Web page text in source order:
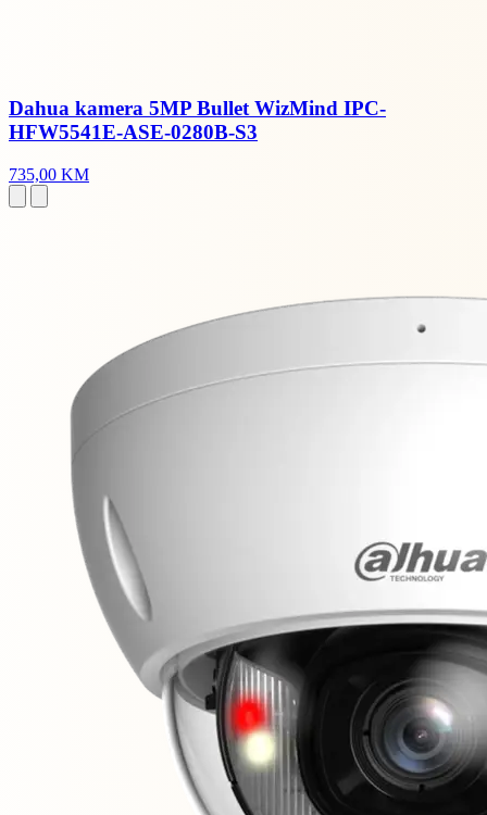
Dahua kamera 5MP Bullet WizMind IPC-
HFW5541E-ASE-0280B-S3
735,00 KM